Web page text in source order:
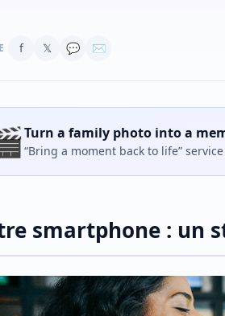
f 𝕏 💬 ✉
Turn a family photo into a
“Bring a moment back to life”
smartphone : un